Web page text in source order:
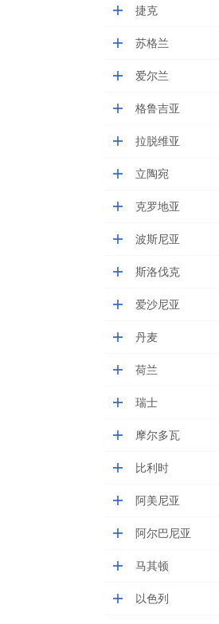
捷克
苏格兰
爱尔兰
格鲁吉亚
拉脱维亚
立陶宛
克罗地亚
波斯尼亚
斯洛伐克
爱沙尼亚
丹麦
荷兰
瑞士
摩尔多瓦
比利时
阿美尼亚
阿尔巴尼亚
马其顿
以色列